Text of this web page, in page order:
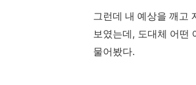
그런데 내 예상을 깨고
보였는데 , 도대체 어떤
물어봤다.